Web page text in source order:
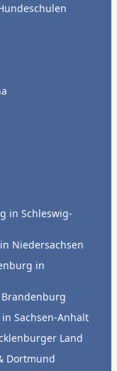
in Schleswig-
Niedersachsen
in
Sachsen-Anhalt
Land
Dortmund